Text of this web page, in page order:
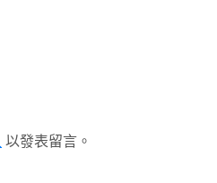
以發表留言。